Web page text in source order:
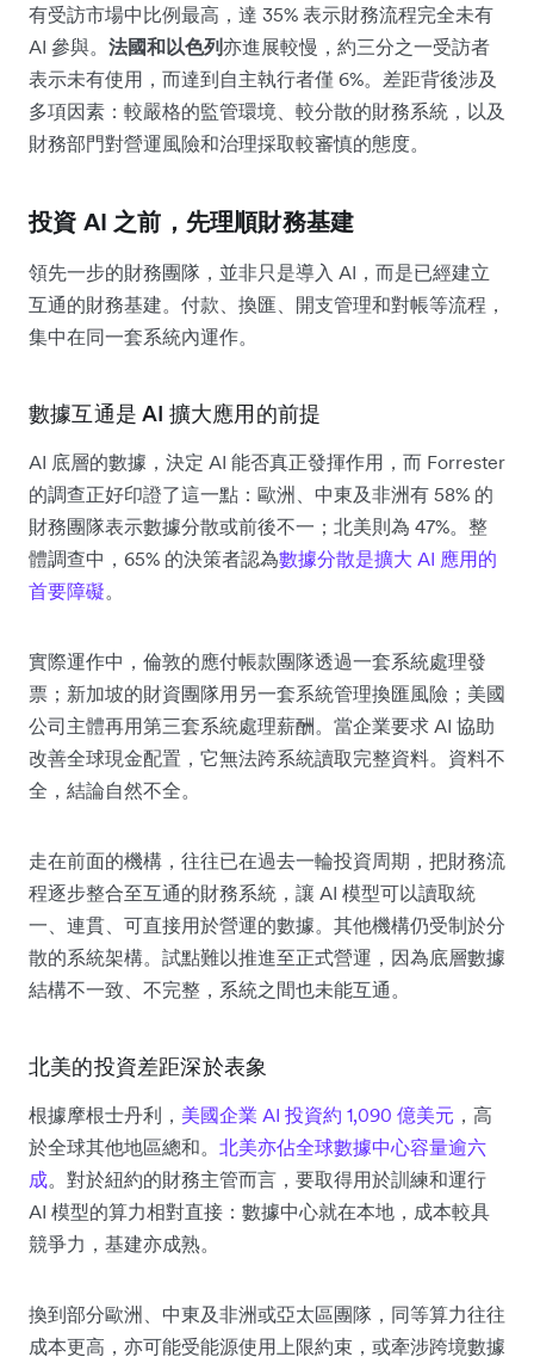
有受訪市場中比例最高，達 35% 表示財務流程完全未有
AI 參與。 法國和以色列亦進展較慢，約三分之一受訪者
表示未有使用，而達到自主執行者僅 6%。差距背後涉及
多項因素：較嚴格的監管環境、較分散的財務系統，以及
財務部門對營運風險和治理採取較審慎的態度。
投資 AI 之前，先理順財務基建
領先一步的財務團隊，並非只是導入 AI，而是已經建立
互通的財務基建。付款、換匯、開支管理和對帳等流程，
集中在同一套系統內運作。
數據互通是 AI 擴大應用的前提
AI 底層的數據，決定 AI 能否真正發揮作用，而 Forrester
的調查正好印證了這一點：歐洲、中東及非洲有 58% 的
財務團隊表示數據分散或前後不一；北美則為 47%。整
體調查中，65% 的決策者認為數據分散是擴大 AI 應用的
首要障礙。
實際運作中，倫敦的應付帳款團隊透過一套系統處理發
票；新加坡的財資團隊用另一套系統管理換匯風險；美國
公司主體再用第三套系統處理薪酬。當企業要求 AI 協助
改善全球現金配置，它無法跨系統讀取完整資料。資料不
全，結論自然不全。
走在前面的機構，往往已在過去一輪投資周期，把財務流
程逐步整合至互通的財務系統，讓 AI 模型可以讀取統
一、連貫、可直接用於營運的數據。其他機構仍受制於分
散的系統架構。試點難以推進至正式營運，因為底層數據
結構不一致、不完整，系統之間也未能互通。
北美的投資差距深於表象
根據摩根士丹利， 美國企業 AI 投資約 1,090 億美元 ，高
於全球其他地區總和。 北美亦佔全球數據中心容量逾六
成。對於紐約的財務主管而言，要取得用於訓練和運行
AI 模型的算力相對直接：數據中心就在本地，成本較具
競爭力，基建亦成熟。
換到部分歐洲、中東及非洲或亞太區團隊，同等算力往往
成本更高，亦可能受能源使用上限約束，或牽涉跨境數據